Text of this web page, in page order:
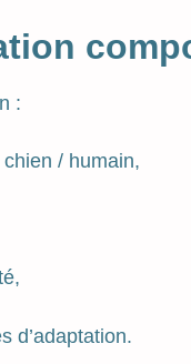
:
/ humain,
d’adaptation.